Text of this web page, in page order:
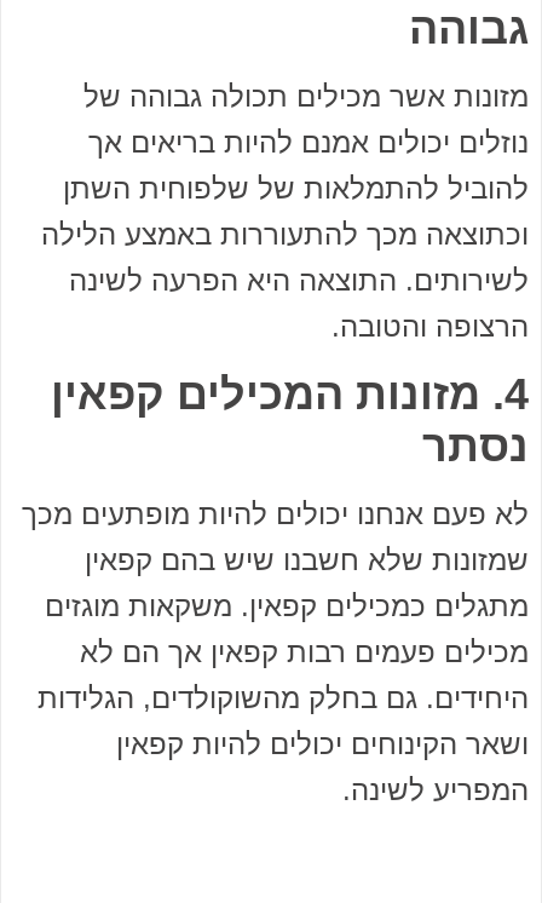
גבוהה
מזונות אשר מכילים תכולה גבוהה של
נוזלים יכולים אמנם להיות בריאים אך
להוביל להתמלאות של שלפוחית השתן
וכתוצאה מכך להתעוררות באמצע הלילה
לשירותים. התוצאה היא הפרעה לשינה
הרצופה והטובה.
4. מזונות המכילים קפאין
נסתר
לא פעם אנחנו יכולים להיות מופתעים מכך
שמזונות שלא חשבנו שיש בהם קפאין
מתגלים כמכילים קפאין. משקאות מוגזים
מכילים פעמים רבות קפאין אך הם לא
היחידים. גם בחלק מהשוקולדים, הגלידות
ושאר הקינוחים יכולים להיות קפאין
המפריע לשינה.